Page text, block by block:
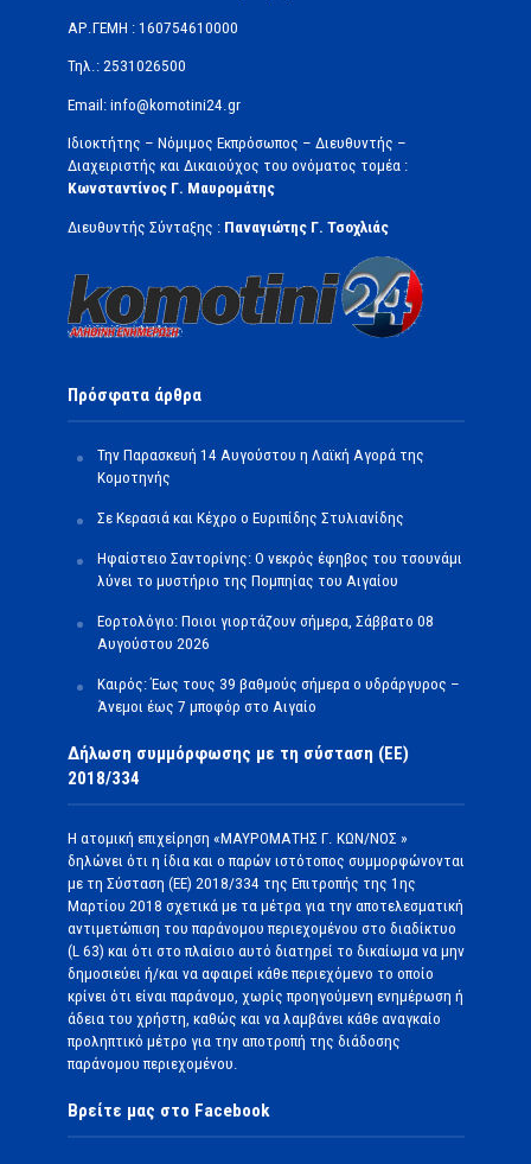
ΑΡ.ΓΕΜΗ : 160754610000
Τηλ.: 2531026500
Email: info@komotini24.gr
Ιδιοκτήτης – Νόμιμος Εκπρόσωπος – Διευθυντής –
Διαχειριστής και Δικαιούχος του ονόματος τομέα :
Κωνσταντίνος Γ. Μαυρομάτης
Διευθυντής Σύνταξης : Παναγιώτης Γ. Τσοχλιάς
Πρόσφατα άρθρα
Την Παρασκευή 14 Αυγούστου η Λαϊκή Αγορά της
Κομοτηνής
Σε Κερασιά και Κέχρο ο Ευριπίδης Στυλιανίδης
Ηφαίστειο Σαντορίνης: Ο νεκρός έφηβος του τσουνάμι
λύνει το μυστήριο της Πομπηίας του Αιγαίου
Εορτολόγιο: Ποιοι γιορτάζουν σήμερα, Σάββατο 08
Αυγούστου 2026
Καιρός: Έως τους 39 βαθμούς σήμερα ο υδράργυρος –
Άνεμοι έως 7 μποφόρ στο Αιγαίο
Δήλωση συμμόρφωσης με τη σύσταση (ΕΕ)
2018/334
Η ατομική επιχείρηση «ΜΑΥΡΟΜΑΤΗΣ Γ. ΚΩΝ/ΝΟΣ »
δηλώνει ότι η ίδια και ο παρών ιστότοπος συμμορφώνονται
με τη Σύσταση (ΕΕ) 2018/334 της Επιτροπής της 1ης
Μαρτίου 2018 σχετικά με τα μέτρα για την αποτελεσματική
αντιμετώπιση του παράνομου περιεχομένου στο διαδίκτυο
(L 63) και ότι στο πλαίσιο αυτό διατηρεί το δικαίωμα να μην
δημοσιεύει ή/και να αφαιρεί κάθε περιεχόμενο το οποίο
κρίνει ότι είναι παράνομο, χωρίς προηγούμενη ενημέρωση ή
άδεια του χρήστη, καθώς και να λαμβάνει κάθε αναγκαίο
προληπτικό μέτρο για την αποτροπή της διάδοσης
παράνομου περιεχομένου.
Βρείτε μας στο Facebook